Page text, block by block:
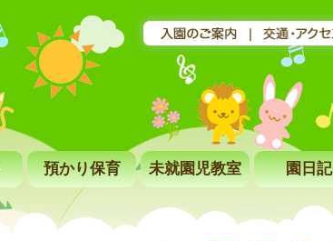
預かり保育 未就園児教室 園日記